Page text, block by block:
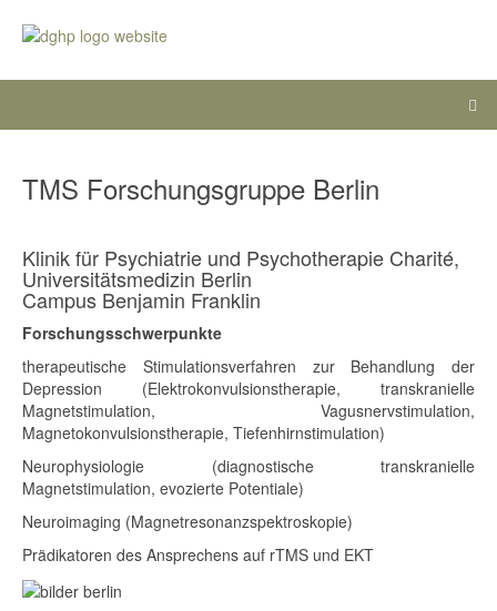
TMS Forschungsgruppe Berlin
Klinik für Psychiatrie und Psychotherapie Charité,
Universitätsmedizin Berlin
Campus Benjamin Franklin
Forschungsschwerpunkte
therapeutische Stimulationsverfahren zur Behandlung der
Depression (Elektrokonvulsionstherapie, transkranielle
Magnetstimulation, Vagusnervstimulation,
Magnetokonvulsionstherapie, Tiefenhirnstimulation)
Neurophysiologie (diagnostische transkranielle
Magnetstimulation, evozierte Potentiale)
Neuroimaging (Magnetresonanzspektroskopie)
Prädikatoren des Ansprechens auf rTMS und EKT